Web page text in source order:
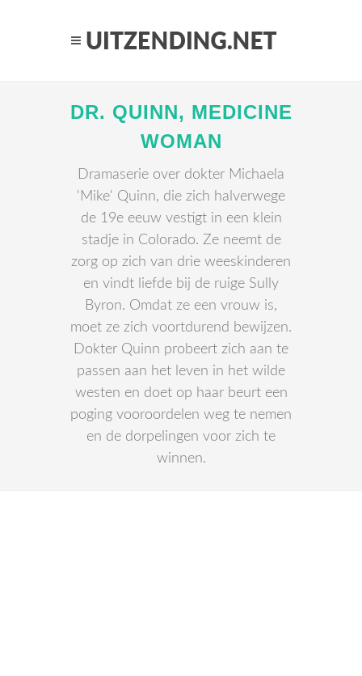
DR. QUINN, MEDICINE
WOMAN
Dramaserie over dokter Michaela
'Mike' Quinn, die zich halverwege
de 19e eeuw vestigt in een klein
stadje in Colorado. Ze neemt de
zorg op zich van drie weeskinderen
en vindt liefde bij de ruige Sully
Byron. Omdat ze een vrouw is,
moet ze zich voortdurend bewijzen.
Dokter Quinn probeert zich aan te
passen aan het leven in het wilde
westen en doet op haar beurt een
poging vooroordelen weg te nemen
en de dorpelingen voor zich te
winnen.